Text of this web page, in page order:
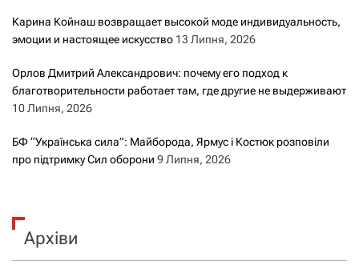
Карина Койнаш возвращает высокой моде индивидуальность,
эмоции и настоящее искусство 13 Липня, 2026
Орлов Дмитрий Александрович: почему его подход к
благотворительности работает там, где другие не выдерживают
10 Липня, 2026
БФ “Українська сила”: Майборода, Ярмус і Костюк розповіли
про підтримку Сил оборони 9 Липня, 2026
Архіви